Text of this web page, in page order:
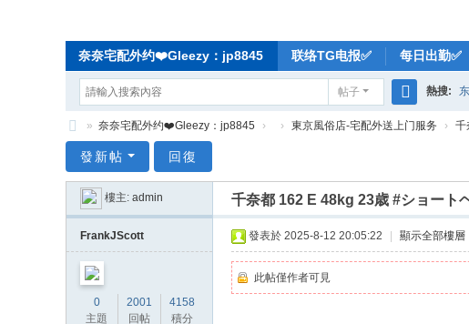
奈奈宅配外约❤️Gleezy：jp8845 联络TG电报✅ 每日出勤✅
帖子
搜
熱搜:
奈
» 奈奈宅配外约❤️Gleezy：jp8845 › › 東京風俗店-宅配外送上门服务 › 千
發新帖 回復
樓主: admin 千奈都 162 E 48kg 23歳 #ショート
FrankJScott
0
主題
2001
回帖
4158
積分
發表於 2025-8-12 20:05:22 顯示全部樓層
此帖僅作者可見